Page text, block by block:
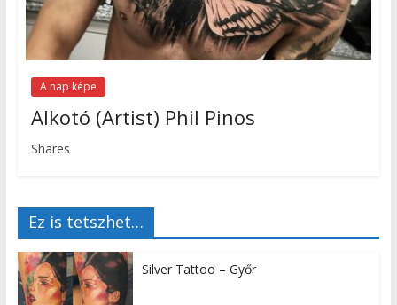
A nap képe
Alkotó (Artist) Phil Pinos
Shares
Ez is tetszhet…
Silver Tattoo – Győr